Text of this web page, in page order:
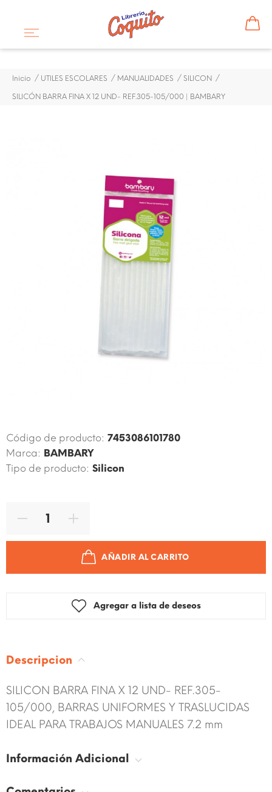
Inicio UTILES ESCOLARES MANUALIDADES SILICON
SILICÓN BARRA FINA X 12 UND- REF.305-105/000 | BAMBARY
SILICÓN BARRA FINA X 12
UND- REF.305-105/000 |
Código de producto: 7453086101780
Marca: BAMBARY
Tipo de producto: Silicon
AÑADIR AL CARRITO
Agregar a lista de deseos
Descripcion
SILICON BARRA FINA X 12 UND- REF.305-
105/000, BARRAS UNIFORMES Y TRASLUCIDAS
IDEAL PARA TRABAJOS MANUALES 7.2 mm
Información Adicional